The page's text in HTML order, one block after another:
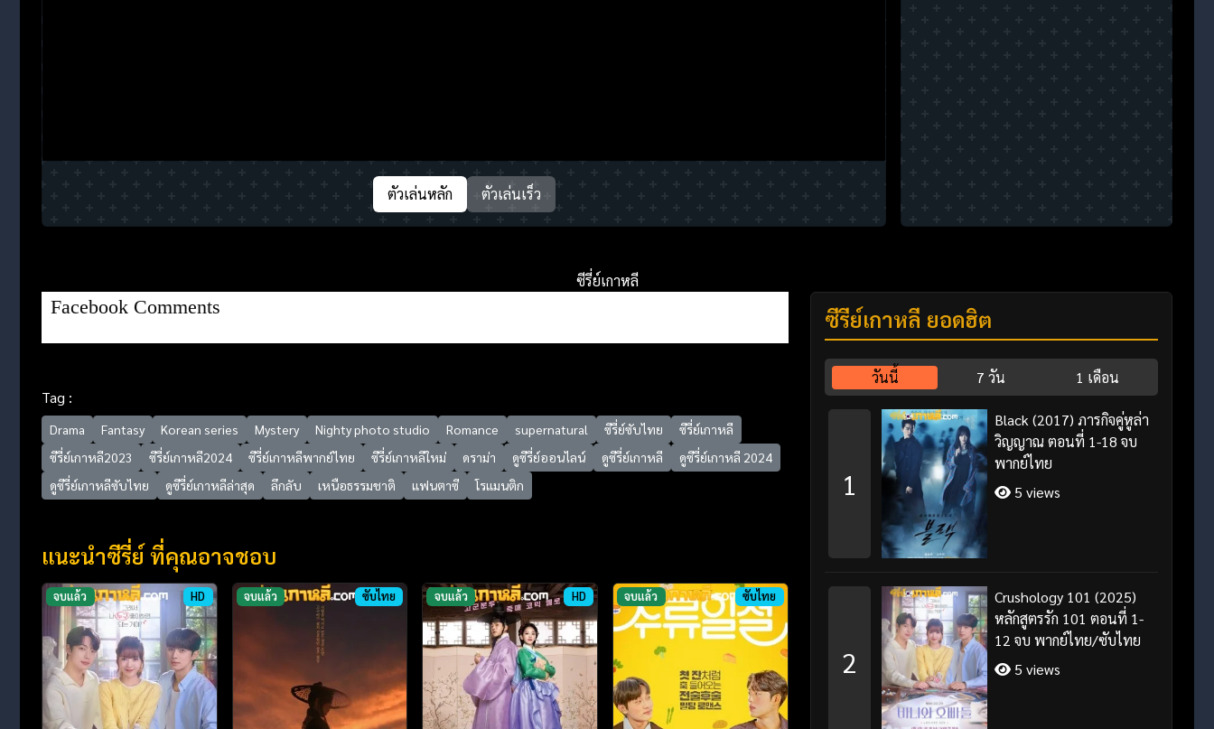
ตัวเล่นหลัก ตัวเล่นเร็ว
ซีรี่ย์เกาหลี
Facebook Comments
Tag :
Drama Fantasy Korean series Mystery Nighty photo studio Romance supernatural ซีรี่ย์ซับไทย
ซีรี่ย์เกาหลี
ซีรี่ย์เกาหลี2023
ซีรี่ย์เกาหลี2024 ซีรี่ย์เกาหลีพากย์ไทย ซีรี่ย์เกาหลีใหม่ ดราม่า ดูซีรี่ย์ออนไลน์ ดูซีรี่ย์เกาหลี
ดูซีรี่ย์เกาหลี 2024
ดูซีรี่ย์เกาหลีซับไทย
ดูซีรี่ย์เกาหลีล่าสุด ลึกลับ เหนือธรรมชาติ แฟนตาซี โรแมนติก
แนะนำซีรี่ย์ ที่คุณอาจชอบ
จบแล้ว HD จบแล้ว ซับไทย จบแล้ว HD จบแล้ว ซับไทย
ซีรี่ย์เกาหลี ยอดฮิต
วันนี้ 7 วัน 1 เดือน
1
Black (2017) ภารกิจคู่หูล่า
วิญญาณ ตอนที่ 1-18 จบ
พากย์ไทย
5 views
2
Crushology 101 (2025)
หลักสูตรรัก 101 ตอนที่ 1-
12 จบ พากย์ไทย/ซับไทย
5 views